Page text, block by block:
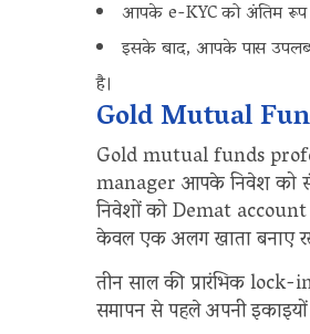
आपके e-KYC को अंतिम रूप
इसके बाद, आपके पास
है।
Gold Mutual
Gold mutual funds
manager आपके निवेश को
निवेशों को Demat account
केवल एक अलग खाता बनाए
तीन साल की प्रारंभिक
समापन से पहले अपनी